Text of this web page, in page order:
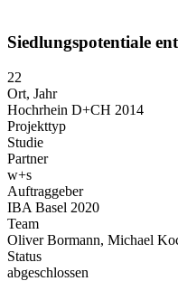
Siedlungs­potentiale
22
Ort, Jahr
Hochrhein D+CH 2014
Projekttyp
Studie
Partner
w+s
Auftraggeber
IBA Basel 2020
Team
Oliver Bormann, Michael
Status
abgeschlossen